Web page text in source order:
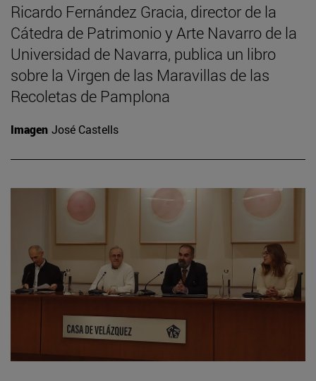
Ricardo Fernández Gracia, director de la
Cátedra de Patrimonio y Arte Navarro de la
Universidad de Navarra, publica un libro
sobre la Virgen de las Maravillas de las
Recoletas de Pamplona
Imagen José Castells